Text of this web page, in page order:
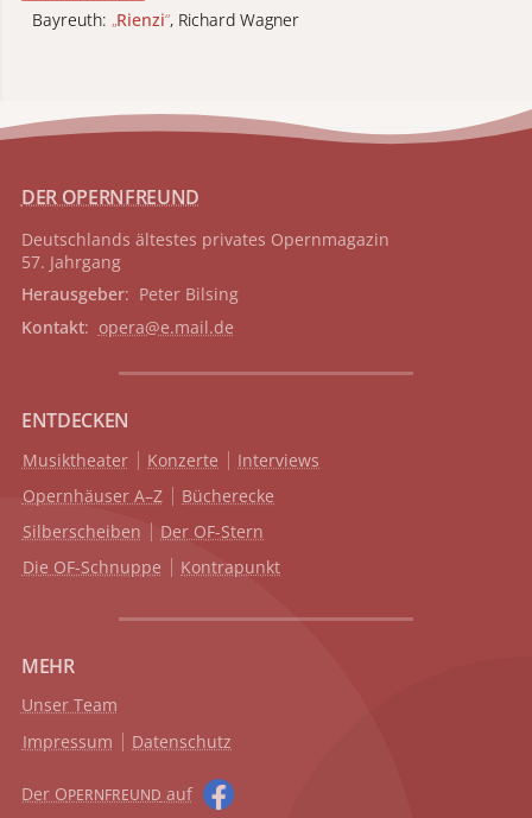
Bayreuth: „Rienzi“, Richard Wagner
DER OPERNFREUND
Deutschlands ältestes privates Opernmagazin
57. Jahrgang
Herausgeber: Peter Bilsing
Kontakt: opera@e.mail.de
ENTDECKEN
Musiktheater Konzerte
Interviews
Opernhäuser A–Z
Bücherecke
Silberscheiben
Der OF-Stern
Die OF-Schnuppe
Kontrapunkt
MEHR
Unser Team
Impressum
Datenschutz
Der OPERNFREUND auf